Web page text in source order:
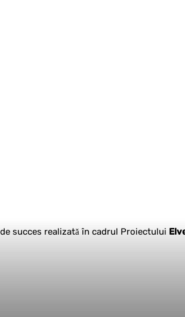
succes realizată în cadrul Proiectului